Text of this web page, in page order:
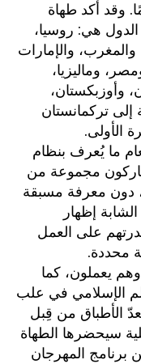
من عمر 16 إلى 25 عامًا. وقد أكد طهاة
الدول هي: روسيا،
والإمارات
وماليزيا،
وأوزبكستان،
إلى تركمانستان
الأولى.
ما يُعرف بنظام
مجموعة من
دون معرفة مسبقة
إظهار
على العمل
محددة.
يعملون، كما
الإسلامي في علب
الأطباق من قِبل
سيحضرها الطهاة
برنامج المهرجان